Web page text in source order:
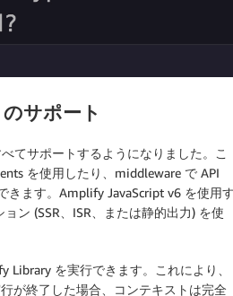
サポート
てサポートするようになりました。こ
を使用したり、middleware で API
きます。Amplify JavaScript v6 を使用す
ン (SSR、ISR、または静的出力) を使
を実行できます。これにより、
が終了した場合、コンテキストは完全